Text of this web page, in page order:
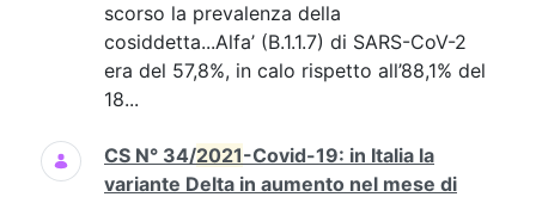
scorso la prevalenza della
cosiddetta...Alfa’ (B.1.1.7) di SARS-CoV-2
era del 57,8%, in calo rispetto all’88,1% del
18...
CS N° 34/2021-Covid-19: in Italia la
variante Delta in aumento nel mese di